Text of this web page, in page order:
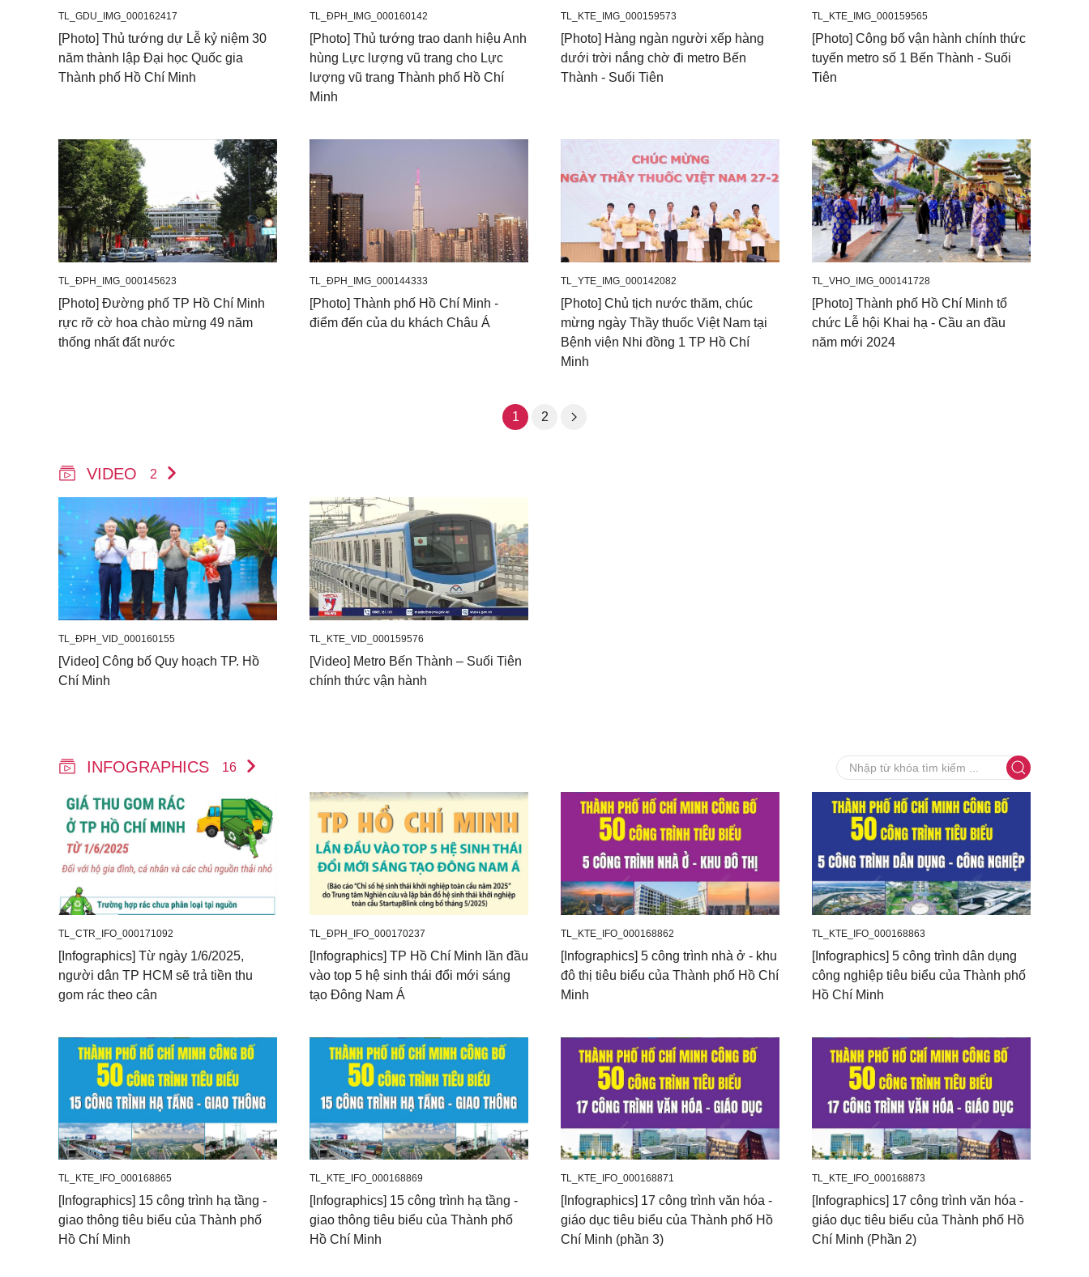
TL_GDU_IMG_000162417
[Photo] Thủ tướng dự Lễ kỷ niệm 30
năm thành lập Đại học Quốc gia
Thành phố Hồ Chí Minh
TL_ĐPH_IMG_000160142
[Photo] Thủ tướng trao danh hiệu Anh
hùng Lực lượng vũ trang cho Lực
lượng vũ trang Thành phố Hồ Chí
Minh
TL_KTE_IMG_000159573
[Photo] Hàng ngàn người xếp hàng
dưới trời nắng chờ đi metro Bến
Thành - Suối Tiên
TL_KTE_IMG_000159565
[Photo] Công bố vận hành chính thức
tuyến metro số 1 Bến Thành - Suối
Tiên
TL_ĐPH_IMG_000145623
[Photo] Đường phố TP Hồ Chí Minh
rực rỡ cờ hoa chào mừng 49 năm
thống nhất đất nước
TL_ĐPH_IMG_000144333
[Photo] Thành phố Hồ Chí Minh -
điểm đến của du khách Châu Á
TL_YTE_IMG_000142082
[Photo] Chủ tịch nước thăm, chúc
mừng ngày Thầy thuốc Việt Nam tại
Bệnh viện Nhi đồng 1 TP Hồ Chí
Minh
TL_VHO_IMG_000141728
[Photo] Thành phố Hồ Chí Minh tổ
chức Lễ hội Khai hạ - Cầu an đầu
năm mới 2024
1 2
VIDEO 2
TL_ĐPH_VID_000160155
[Video] Công bố Quy hoạch TP. Hồ
Chí Minh
TL_KTE_VID_000159576
[Video] Metro Bến Thành – Suối Tiên
chính thức vận hành
INFOGRAPHICS 16
TL_CTR_IFO_000171092
[Infographics] Từ ngày 1/6/2025,
người dân TP HCM sẽ trả tiền thu
gom rác theo cân
TL_ĐPH_IFO_000170237
[Infographics] TP Hồ Chí Minh lần đầu
vào top 5 hệ sinh thái đổi mới sáng
tạo Đông Nam Á
TL_KTE_IFO_000168862
[Infographics] 5 công trình nhà ở - khu
đô thị tiêu biểu của Thành phố Hồ Chí
Minh
TL_KTE_IFO_000168863
[Infographics] 5 công trình dân dụng
công nghiệp tiêu biểu của Thành phố
Hồ Chí Minh
TL_KTE_IFO_000168865
[Infographics] 15 công trình hạ tầng -
giao thông tiêu biểu của Thành phố
Hồ Chí Minh
TL_KTE_IFO_000168869
[Infographics] 15 công trình hạ tầng -
giao thông tiêu biểu của Thành phố
Hồ Chí Minh
TL_KTE_IFO_000168871
[Infographics] 17 công trình văn hóa -
giáo dục tiêu biểu của Thành phố Hồ
Chí Minh (phần 3)
TL_KTE_IFO_000168873
[Infographics] 17 công trình văn hóa -
giáo dục tiêu biểu của Thành phố Hồ
Chí Minh (Phần 2)